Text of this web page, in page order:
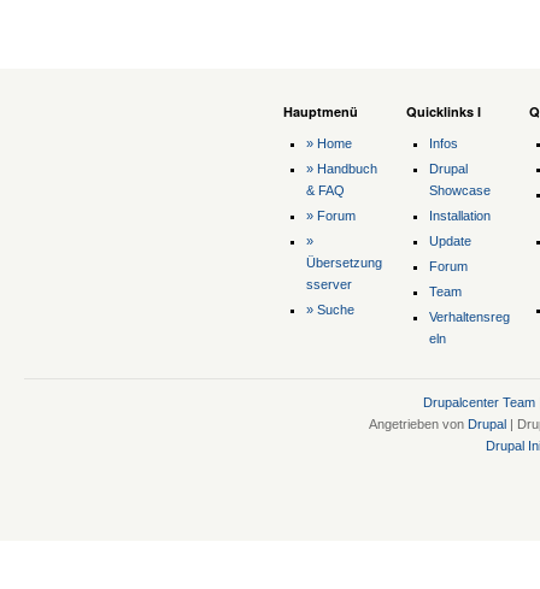
Hauptmenü
» Home
» Handbuch
& FAQ
» Forum
»
Übersetzung
sserver
» Suche
Quicklinks I
Infos
Drupal
Showcase
Installation
Update
Forum
Team
Verhaltensreg
eln
Drupalcenter Team
Angetrieben von Drupal
|
Drupal